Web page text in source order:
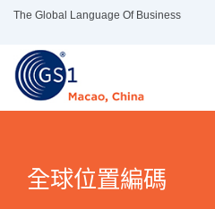
Skip
content
The Global Language Of Business
全球位置編碼